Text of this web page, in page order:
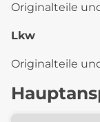
Originalteile
Lkw
Originalteile